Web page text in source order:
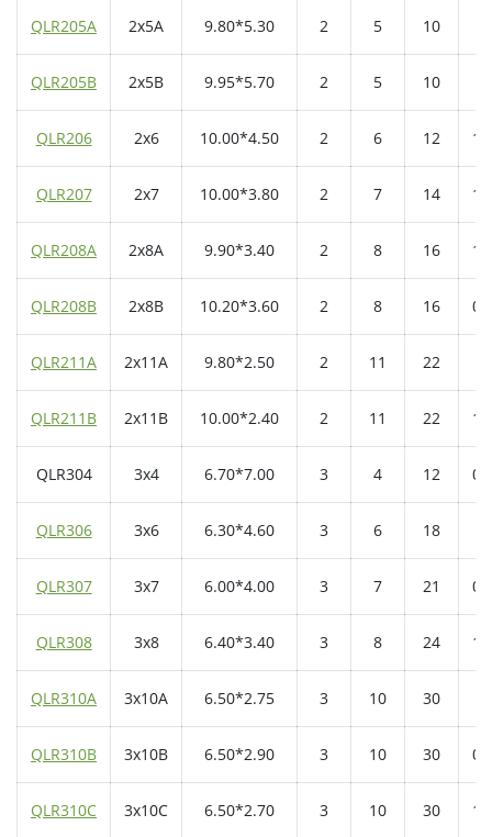
QLR205A 2x5A 9.80*5.30 2 5 10
QLR205B 2x5B 9.95*5.70 2 5 10
QLR206 2x6 10.00*4.50 2 6 12
QLR207 2x7 10.00*3.80 2 7 14
QLR208A 2x8A 9.90*3.40 2 8 16
QLR208B 2x8B 10.20*3.60 2 8 16
QLR211A 2x11A 9.80*2.50 2 11 22
QLR211B 2x11B 10.00*2.40 2 11 22
QLR304 3x4 6.70*7.00 3 4 12
QLR306 3x6 6.30*4.60 3 6 18
QLR307 3x7 6.00*4.00 3 7 21
QLR308 3x8 6.40*3.40 3 8 24
QLR310A 3x10A 6.50*2.75 3 10 30
QLR310B 3x10B 6.50*2.90 3 10 30
QLR310C 3x10C 6.50*2.70 3 10 30